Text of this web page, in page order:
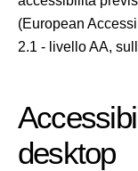
(European
2.1 - livello AA,
desktop